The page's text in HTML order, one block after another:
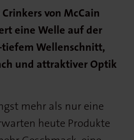
von McCain
eine Welle auf der
Wellenschnitt,
und attraktiver Optik
mehr als nur eine
heute Produkte